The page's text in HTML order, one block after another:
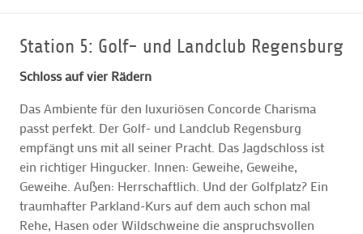
Station 5: Golf- und Landclub Regensburg
Schloss auf vier Rädern
Das Ambiente für den luxuriösen Concorde Charisma
passt perfekt. Der Golf- und Landclub Regensburg
empfängt uns mit all seiner Pracht. Das Jagdschloss ist
ein richtiger Hingucker. Innen: Geweihe, Geweihe,
Geweihe. Außen: Herrschaftlich. Und der Golfplatz? Ein
traumhafter Parkland-Kurs auf dem auch schon mal
Rehe, Hasen oder Wildschweine die anspruchsvollen